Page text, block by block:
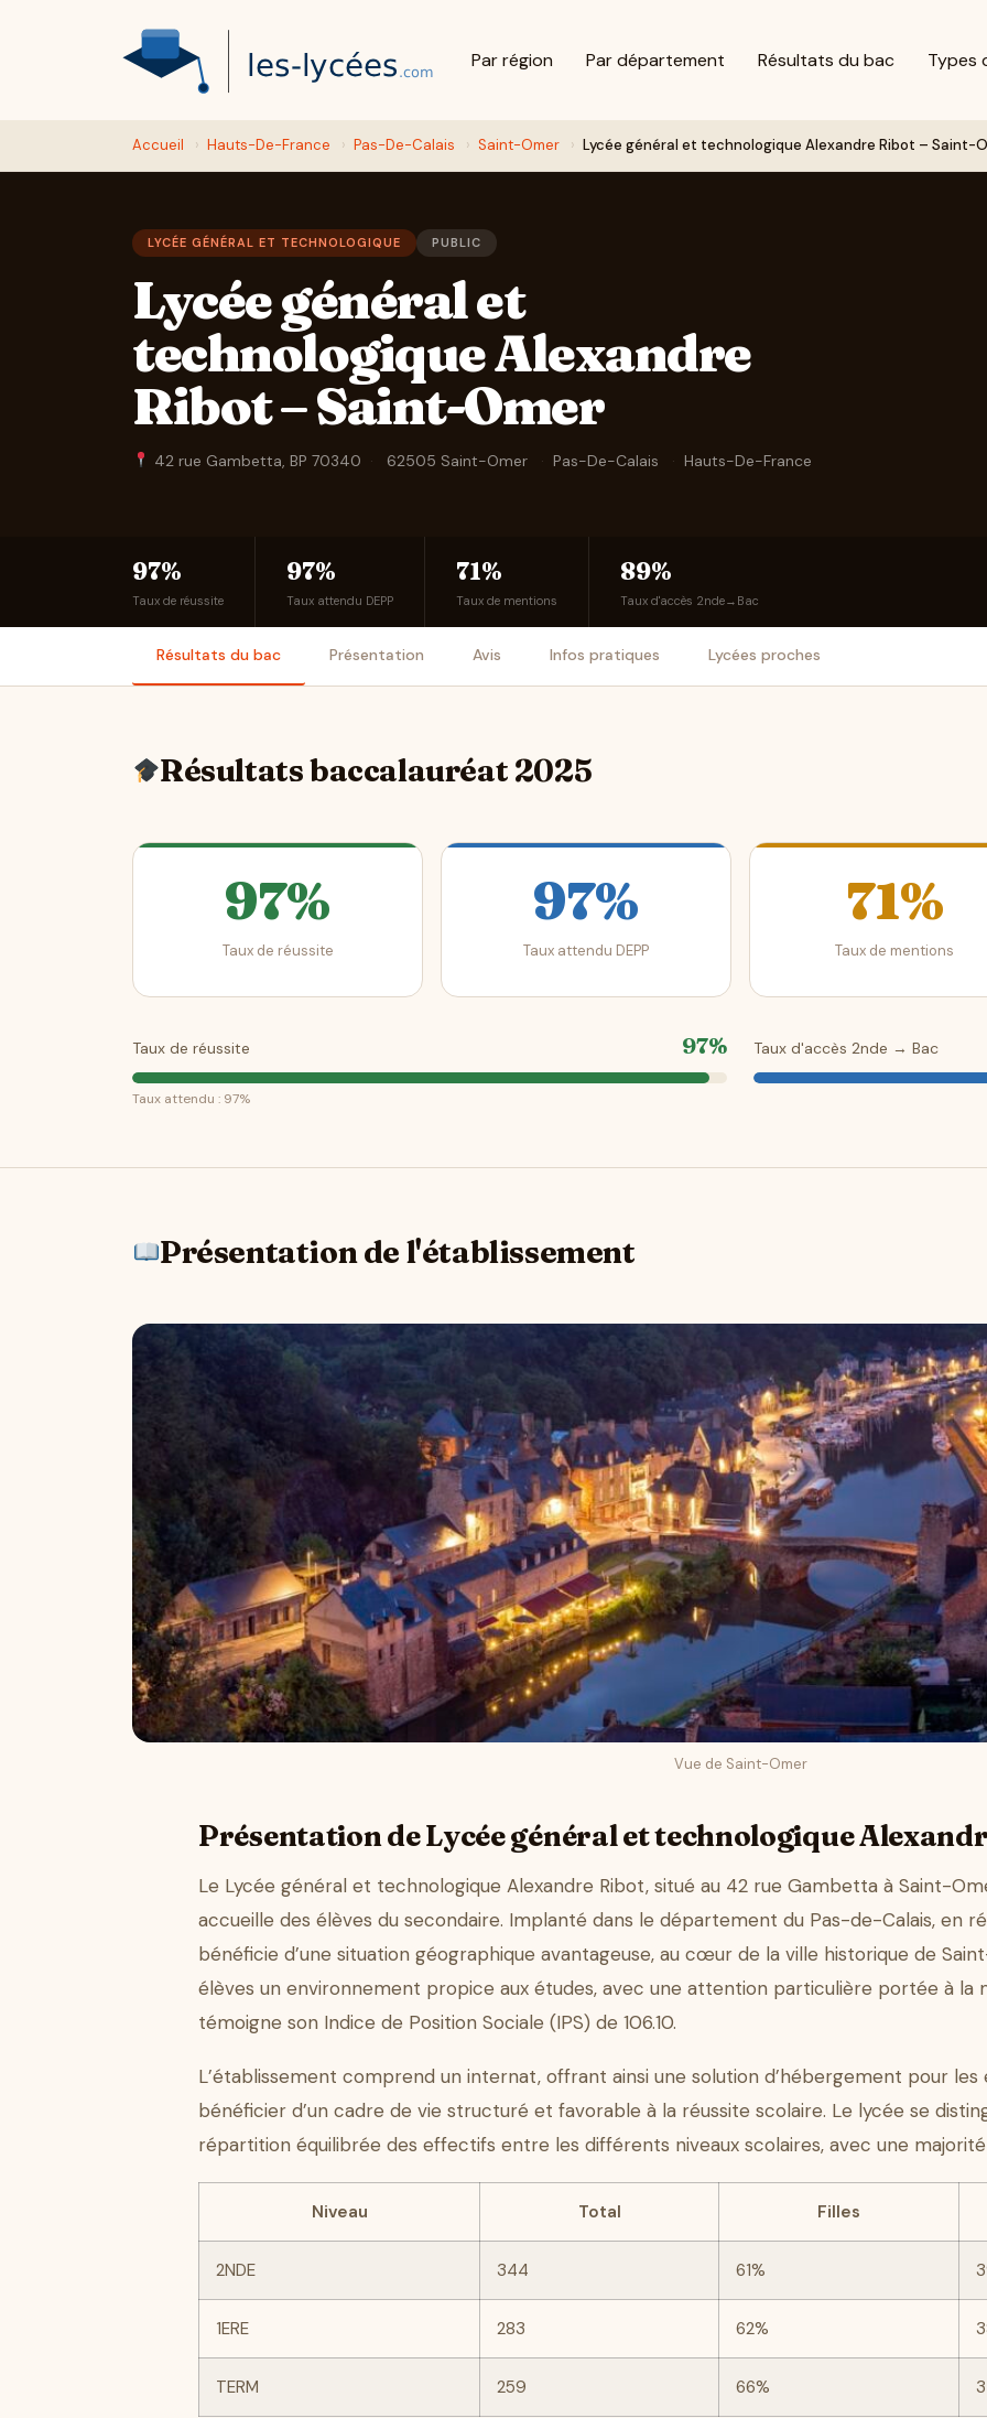
Par région Par département Résultats du bac Types
Accueil › Hauts-De-France › Pas-De-Calais › Saint-Omer › Lycée général et technologique Alexandre Ribot – Saint-
LYCÉE GÉNÉRAL ET TECHNOLOGIQUE PUBLIC
Lycée général et
technologique Alexandre
Ribot – Saint-Omer
42 rue Gambetta, BP 70340 · 62505 Saint-Omer · Pas-De-Calais · Hauts-De-France
97%
Taux de réussite
97%
Taux attendu DEPP
71%
Taux de mentions
89%
Taux d'accès 2nde→Bac
Résultats du bac Présentation Avis Infos pratiques Lycées proches
Résultats baccalauréat 2025
97%
Taux de réussite
97%
Taux attendu DEPP
71%
Taux de mentions
Taux de réussite 97%
Taux attendu : 97%
Taux d'accès 2nde → Bac
Présentation de l'établissement
Vue de Saint-Omer
Présentation de Lycée général et technologique
Le Lycée général et technologique Alexandre Ribot, situé au 42 rue Gambetta à Saint-
accueille des élèves du secondaire. Implanté dans le département du Pas-de-Calais, en
bénéficie d’une situation géographique avantageuse, au cœur de la ville historique de
élèves un environnement propice aux études, avec une attention particulière portée à la
témoigne son Indice de Position Sociale (IPS) de 106.10.
L’établissement comprend un internat, offrant ainsi une solution d’hébergement pour les
bénéficier d’un cadre de vie structuré et favorable à la réussite scolaire. Le lycée se
répartition équilibrée des effectifs entre les différents niveaux scolaires, avec une
Niveau Total Filles
2NDE 344 61%
1ERE 283 62%
TERM 259 66%